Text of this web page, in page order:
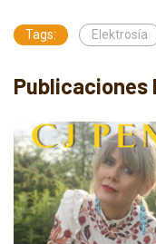
Tags: Elektrosía
Publicaciones